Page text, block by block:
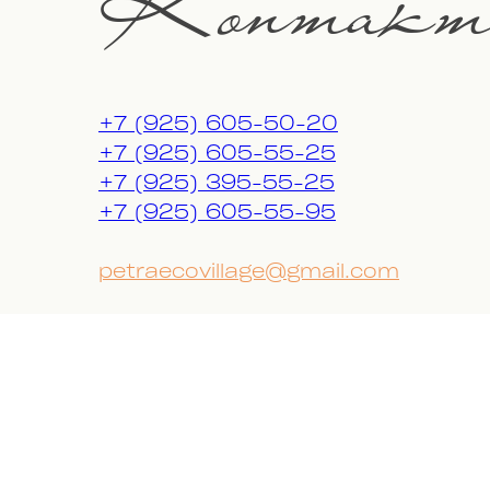
+7 (925) 605-50-20
+7 (925) 605-55-25
+7 (925) 395-55-25
+7 (925) 605-55-95
petraecovillage@gmail.com